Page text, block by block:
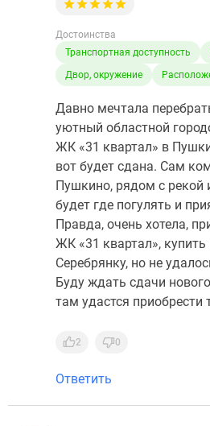
Достоинства
Транспортная доступность
Двор, окружение
Давно мечтала
уютный областной
ЖК «31 квартал» в
вот будет сдана. Сам
Пушкино, рядом с рекой
будет где погулять и
Правда, очень хотела,
ЖК «31 квартал»,
Серебрянку, но не
Буду ждать сдачи
там удастся приобрести
2 0
Ответить